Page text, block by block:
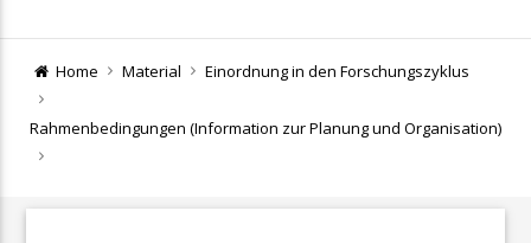
Home Material Einordnung in den Forschungszyklus
Rahmenbedingungen (Information zur Planung und Organisation)